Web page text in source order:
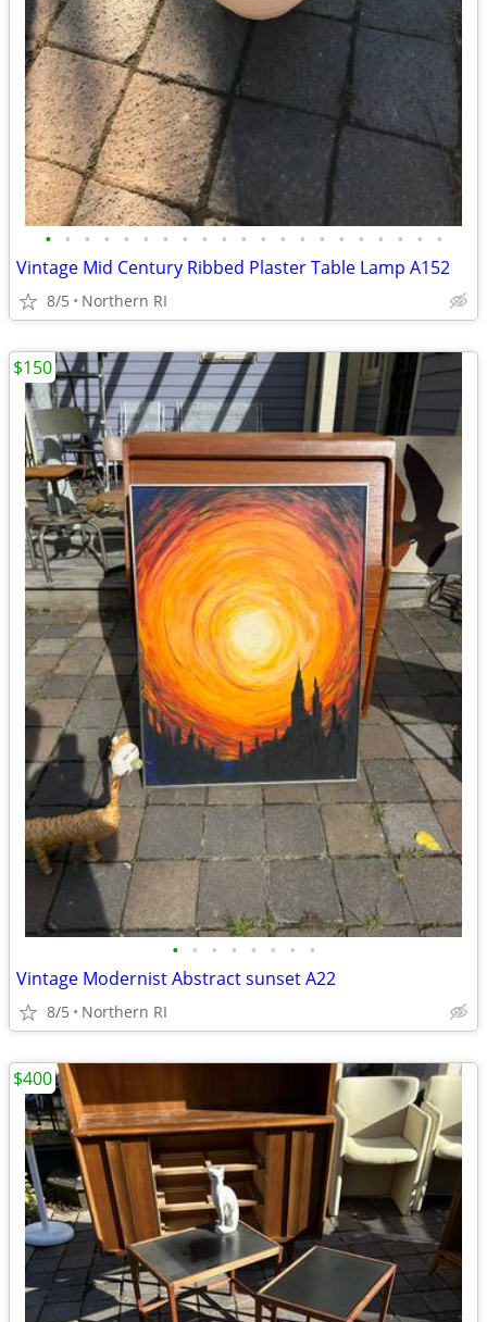
• • • • • • • • • • • • • • • • • • • • •
Vintage Mid Century Ribbed Plaster Table Lamp A152
8/5 Northern RI
• • • • • • • •
Vintage Modernist Abstract sunset A22
8/5 Northern RI
$150
$400